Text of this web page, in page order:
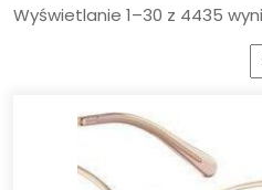
Wyświetlanie 1–30 z 4435